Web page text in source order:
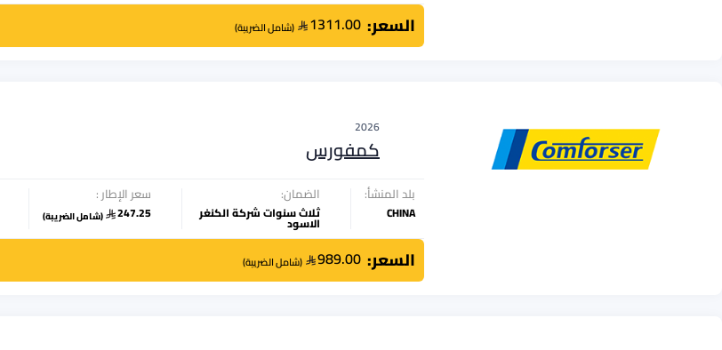
السعر: 1311.00
(شامل الضريبة)
2026
كمفورس
بلد المنشأ:
CHINA
الضمان:
ثلاث سنوات شركة الكنغر
الاسود
سعر الإطار :
247.25
(شامل الضريبة)
السعر: 989.00
(شامل الضريبة)